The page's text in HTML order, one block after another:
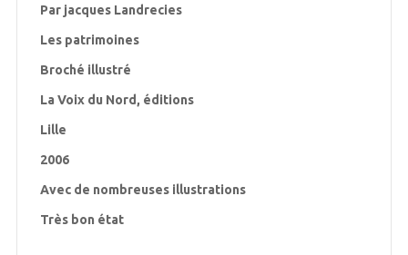
Par jacques Landrecies
Les patrimoines
Broché illustré
La Voix du Nord, éditions
Lille
2006
Avec de nombreuses illustrations
Très bon état